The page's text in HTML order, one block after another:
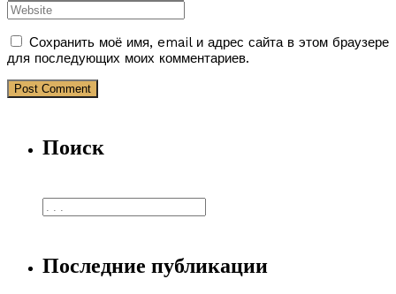
Сохранить моё имя, email и адрес сайта в этом браузере
для последующих моих комментариев.
Поиск
Последние публикации